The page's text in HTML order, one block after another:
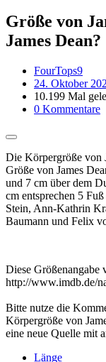
Größe von
James Dean?
FourTops9
24. Oktober
10.199 Mal
0 Kommentare
Die Körpergröße von
Größe von James
und 7 cm über dem
cm entsprechen 5
Stein, Ann-Kathrin
Baumann und Felix
Diese Größenangabe
http://www.imdb.de/
Bitte nutze die
Körpergröße von
eine neue Quelle mit
Länge